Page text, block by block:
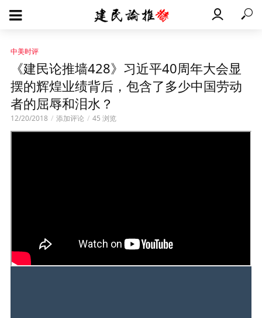
中美时评
《建民论推墙428》习近平40周年大会显
摆的辉煌业绩背后，包含了多少中国劳动
者的屈辱和泪水？
12/20/2018 添加评论 45 浏览